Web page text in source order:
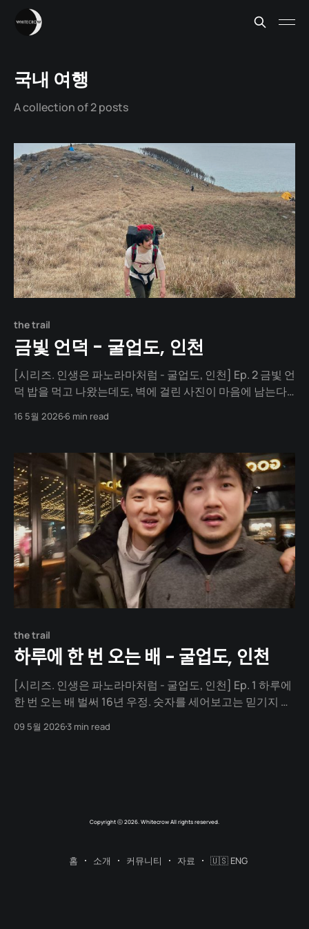
국내 여행
A collection of 2 posts
the trail
금빛 언덕 - 굴업도, 인천
[시리즈. 인생은 파노라마처럼 - 굴업도, 인천] Ep. 2 금빛 언
덕 밥을 먹고 나왔는데도, 벽에 걸린 사진이 마음에 남는다.
선 배낭을 고쳐 메는 오래된 친구가 있다. 개머리언덕으로
빛 봄. 대낮의 태양은
16 5월 20266 min read
the trail
하루에 한 번 오는 배 - 굴업도, 인천
[시리즈. 인생은 파노라마처럼 - 굴업도, 인천] Ep. 1 하루에
한 번 오는 배 벌써 16년 우정. 숫자를 세어보고는 믿기지 않
됐다. 생존신고 같은 자리 잘 살고 있냐. 요즘은 어떠냐. 그런 말
09 5월 20263 min read
Copyright ⓒ 2026. Whitecrow All rights reserved.
홈 소개 커뮤니티 자료 🇺🇸 ENG